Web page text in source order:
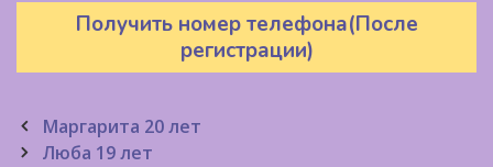
Получить номер телефона(После
регистрации)
Post
navigation
Маргарита 20 лет
Люба 19 лет